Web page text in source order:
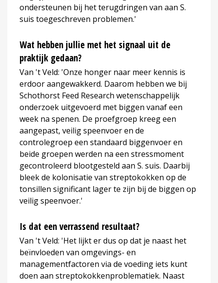
ondersteunen bij het terugdringen van aan S.
suis toegeschreven problemen.'
Wat hebben jullie met het signaal uit de
praktijk gedaan?
Van 't Veld: 'Onze honger naar meer kennis is
erdoor aangewakkerd. Daarom hebben we bij
Schothorst Feed Research wetenschappelijk
onderzoek uitgevoerd met biggen vanaf een
week na spenen. De proefgroep kreeg een
aangepast, veilig speenvoer en de
controlegroep een standaard biggenvoer en
beide groepen werden na een stressmoment
gecontroleerd blootgesteld aan S. suis. Daarbij
bleek de kolonisatie van streptokokken op de
tonsillen significant lager te zijn bij de biggen op
veilig speenvoer.'
Is dat een verrassend resultaat?
Van 't Veld: 'Het lijkt er dus op dat je naast het
beïnvloeden van omgevings- en
managementfactoren via de voeding iets kunt
doen aan streptokokkenproblematiek. Naast